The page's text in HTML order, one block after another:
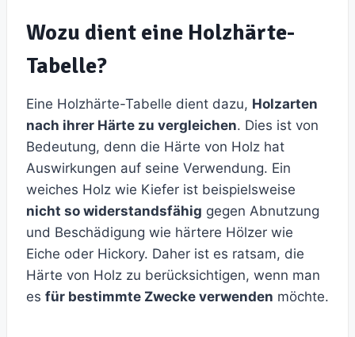
Wozu dient eine Holzhärte-
Tabelle?
Eine Holzhärte-Tabelle dient dazu, Holzarten
nach ihrer Härte zu vergleichen. Dies ist von
Bedeutung, denn die Härte von Holz hat
Auswirkungen auf seine Verwendung. Ein
weiches Holz wie Kiefer ist beispielsweise
nicht so widerstandsfähig gegen Abnutzung
und Beschädigung wie härtere Hölzer wie
Eiche oder Hickory. Daher ist es ratsam, die
Härte von Holz zu berücksichtigen, wenn man
es für bestimmte Zwecke verwenden möchte.